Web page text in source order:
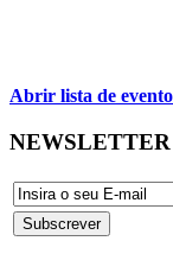
Abrir lista de
NEWSLETTER